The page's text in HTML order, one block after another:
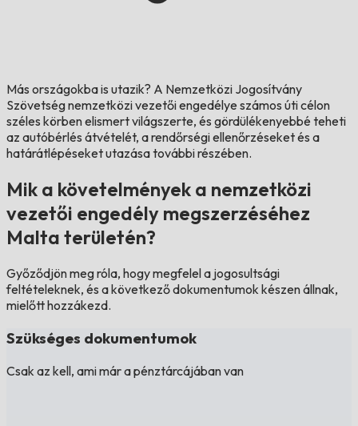
Más országokba is utazik? A Nemzetközi Jogosítvány
Szövetség nemzetközi vezetői engedélye számos úti célon
széles körben elismert világszerte, és gördülékenyebbé teheti
az autóbérlés átvételét, a rendőrségi ellenőrzéseket és a
határátlépéseket utazása további részében.
Mik a követelmények a nemzetközi
vezetői engedély megszerzéséhez
Malta területén?
Győződjön meg róla, hogy megfelel a jogosultsági
feltételeknek, és a következő dokumentumok készen állnak,
mielőtt hozzákezd.
Szükséges dokumentumok
Csak az kell, ami már a pénztárcájában van